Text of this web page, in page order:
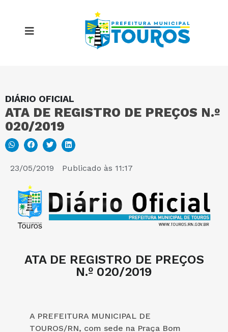
DIÁRIO OFICIAL
ATA DE REGISTRO DE PREÇOS N.º
020/2019
23/05/2019 Publicado às 11:17
ATA DE REGISTRO DE PREÇOS
N.º 020/2019
A PREFEITURA MUNICIPAL DE
TOUROS/RN, com sede na Praça Bom
MAPA DO SITE
PORTAL DA TRANSPARÊNCIA
E-SIC
PERGUNTAS FREQUENTES